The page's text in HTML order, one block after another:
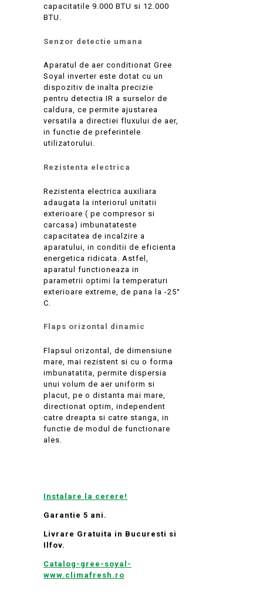
capacitatile 9.000 BTU si 12.000
BTU.
Senzor detectie umana
Aparatul de aer conditionat Gree
Soyal inverter este dotat cu un
dispozitiv de inalta precizie
pentru detectia IR a surselor de
caldura, ce permite ajustarea
versatila a directiei fluxului de aer,
in functie de preferintele
utilizatorului.
Rezistenta electrica
Rezistenta electrica auxiliara
adaugata la interiorul unitatii
exterioare ( pe compresor si
carcasa) imbunatateste
capacitatea de incalzire a
aparatului, in conditii de eficienta
energetica ridicata. Astfel,
aparatul functioneaza in
parametrii optimi la temperaturi
exterioare extreme, de pana la -25°
C.
Flaps orizontal dinamic
Flapsul orizontal, de dimensiune
mare, mai rezistent si cu o forma
imbunatatita, permite dispersia
unui volum de aer uniform si
placut, pe o distanta mai mare,
directionat optim, independent
catre dreapta si catre stanga, in
functie de modul de functionare
ales.
Instalare la cerere!
Garantie 5 ani.
Livrare Gratuita in Bucuresti si
Ilfov.
Catalog-gree-soyal-
www.climafresh.ro